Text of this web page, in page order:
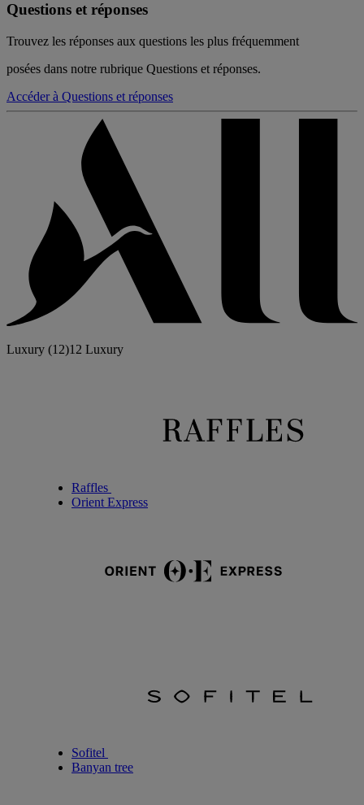
Questions et réponses
Trouvez les réponses aux questions les plus fréquemment
posées dans notre rubrique Questions et réponses.
Accéder à Questions et réponses
Luxury (12)12 Luxury
Raffles
Orient Express
Sofitel
Banyan tree